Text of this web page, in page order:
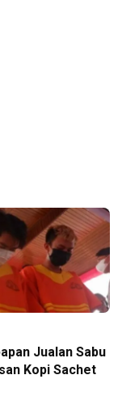
Jualan Sabu
Kopi Sachet